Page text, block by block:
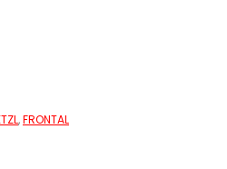
,FRONTAL